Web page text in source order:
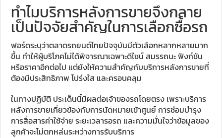
ทำไมบริการหลังการขายจึงกลาย
เป็นปัจจัยสำคัญในการเลือกซื้อรถ
ฟอร์ดระบุว่าตลาดรถยนต์ไทยปัจจุบันมีตัวเลือกหลากหลายมาก
ขึ้น ทำให้ผู้บริโภคไม่ได้พิจารณาเฉพาะดีไซน์ สมรรถนะ ฟังก์ชัน
หรือราคาอีกต่อไป แต่ยังให้ความสำคัญกับบริการหลังการขายที่
ต้องมีประสิทธิภาพ โปร่งใส และครอบคลุม
ในทางปฏิบัติ ประเด็นนี้มีผลต่อเจ้าของรถโดยตรง เพราะบริการ
หลังการขายเกี่ยวข้องกับการนัดหมายเข้าศูนย์ การซ่อมบำรุง
การสื่อสารค่าใช้จ่าย ระยะเวลารอรถ และความมั่นใจว่าข้อมูลของ
ลูกค้าจะไม่ตกหล่นระหว่างการรับบริการ